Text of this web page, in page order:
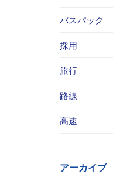
バスパック
採用
旅行
路線
高速
アーカイブ